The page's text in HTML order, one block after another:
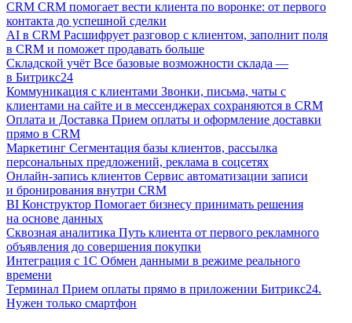
CRM CRM помогает вести клиента по воронке: от первого
контакта до успешной сделки
AI в CRM Расшифрует разговор с клиентом, заполнит поля
в CRM и поможет продавать больше
Складской учёт Все базовые возможности склада —
в Битрикс24
Коммуникация с клиентами Звонки, письма, чаты с
клиентами на сайте и в мессенджерах сохраняются в CRM
Оплата и Доставка Прием оплаты и оформление доставки
прямо в CRM
Маркетинг Сегментация базы клиентов, рассылка
персональных предложений, реклама в соцсетях
Онлайн-запись клиентов Сервис автоматизации записи
и бронирования внутри CRM
BI Конструктор Помогает бизнесу принимать решения
на основе данных
Сквозная аналитика Путь клиента от первого рекламного
объявления до совершения покупки
Интеграция с 1С Обмен данными в режиме реального
времени
Терминал Прием оплаты прямо в приложении Битрикс24.
Нужен только смартфон